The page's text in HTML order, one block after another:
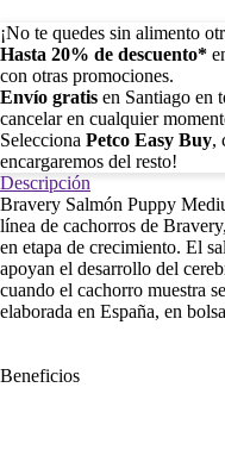
¡No te quedes sin alimento
Hasta 20% de descuento*
con otras promociones.
Envío gratis en Santiago en
cancelar en cualquier
Selecciona Petco Easy Buy,
encargaremos del resto!
Descripción
Bravery Salmón Puppy
línea de cachorros de
en etapa de crecimiento. El
apoyan el desarrollo del
cuando el cachorro muestra
elaborada en España, en
Beneficios